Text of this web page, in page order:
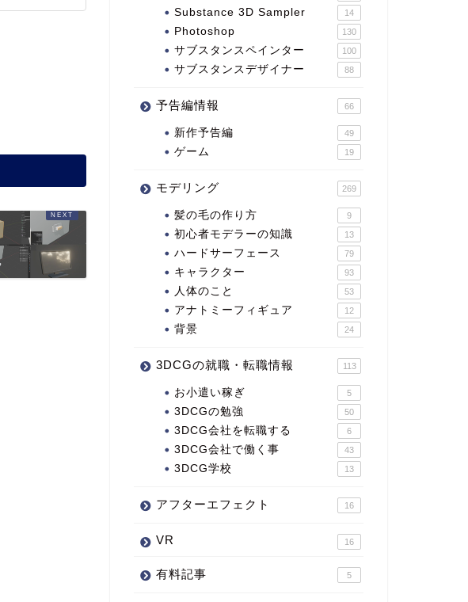
Substance 3D Sampler 14
Photoshop 130
サブスタンスペインター 100
サブスタンスデザイナー 88
予告編情報 66
新作予告編 49
ゲーム 19
モデリング 269
髪の毛の作り方 9
初心者モデラーの知識 13
ハードサーフェース 79
キャラクター 93
人体のこと 53
アナトミーフィギュア 12
背景 24
3DCGの就職・転職情報 113
お小遣い稼ぎ 5
3DCGの勉強 50
3DCG会社を転職する 6
3DCG会社で働く事 43
3DCG学校 13
アフターエフェクト 16
VR 16
有料記事 5